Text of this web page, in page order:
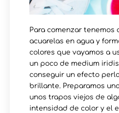
Para comenzar tenemos
acuarelas en agua y
colores que vayamos a
un poco de medium
conseguir un efecto
brillante. Preparamos
unos trapos viejos de
intensidad de color y el